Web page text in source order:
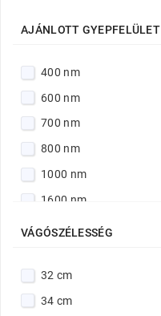
AJÁNLOTT GYEPFELÜLET
400 nm
600 nm
700 nm
800 nm
1000 nm
1600 nm
VÁGÓSZÉLESSÉG
32 cm
34 cm